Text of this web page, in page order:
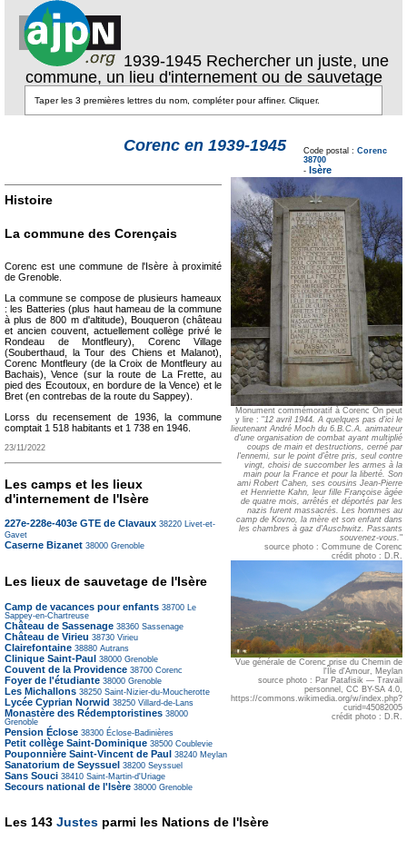
1939-1945 Rechercher un juste, une
commune, un lieu d'internement ou de sauvetage
Corenc en 1939-1945
Code postal : Corenc
38700
- Isère
Monument commémoratif à Corenc On peut
y lire : "12 avril 1944. A quelques pas d'ici le
lieutenant André Moch du 6.B.C.A. animateur
d'une organisation de combat ayant multiplié
coups de main et destructions, cerné par
l'ennemi, sur le point d'être pris, seul contre
vingt, choisi de succomber les armes à la
main pour la France et pour la liberté. Son
ami Robert Cahen, ses cousins Jean-Pierre
et Henriette Kahn, leur fille Françoise âgée
de quatre mois, arrêtés et déportés par les
nazis furent massacrés. Les hommes au
camp de Kovno, la mère et son enfant dans
les chambres à gaz d'Auschwitz. Passants
souvenez-vous."
source photo : Commune de Corenc
crédit photo : D.R.
Vue générale de Corenc prise du Chemin de
l'Île d'Amour, Meylan
source photo : Par Patafisik — Travail
personnel, CC BY-SA 4.0,
https://commons.wikimedia.org/w/index.php?
curid=45082005
crédit photo : D.R.
Histoire
La commune des Corençais
Corenc est une commune de l'Isère à proximité
de Grenoble.
La commune se compose de plusieurs hameaux
: les Batteries (plus haut hameau de la commune
à plus de 800 m d'altitude), Bouqueron (château
et ancien couvent, actuellement collège privé le
Rondeau de Montfleury), Corenc Village
(Souberthaud, la Tour des Chiens et Malanot),
Corenc Montfleury (de la Croix de Montfleury au
Bachais), Vence (sur la route de La Frette, au
pied des Ecoutoux, en bordure de la Vence) et le
Bret (en contrebas de la route du Sappey).
Lorss du recensement de 1936, la commune
comptait 1 518 habitants et 1 738 en 1946.
23/11/2022
Les camps et les lieux
d'internement de l'Isère
227e-228e-403e GTE de Clavaux 38220 Livet-et-
Gavet
Caserne Bizanet 38000 Grenoble
Les lieux de sauvetage de l'Isère
Camp de vacances pour enfants 38700 Le
Sappey-en-Chartreuse
Château de Sassenage 38360 Sassenage
Château de Virieu 38730 Virieu
Clairefontaine 38880 Autrans
Clinique Saint-Paul 38000 Grenoble
Couvent de la Providence 38700 Corenc
Foyer de l'étudiante 38000 Grenoble
Les Michallons 38250 Saint-Nizier-du-Moucherotte
Lycée Cyprian Norwid 38250 Villard-de-Lans
Monastère des Rédemptoristines 38000
Grenoble
Pension Éclose 38300 Éclose-Badinières
Petit collège Saint-Dominique 38500 Coublevie
Pouponnière Saint-Vincent de Paul 38240 Meylan
Sanatorium de Seyssuel 38200 Seyssuel
Sans Souci 38410 Saint-Martin-d'Uriage
Secours national de l'Isère 38000 Grenoble
Les 143 Justes parmi les Nations de l'Isère